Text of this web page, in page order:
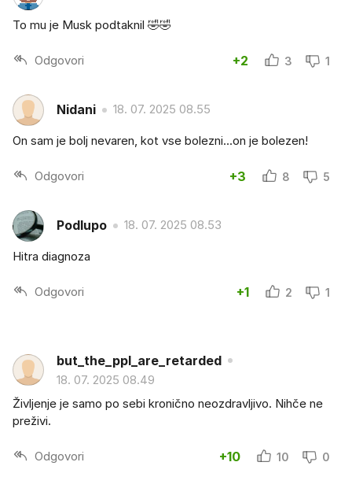
To mu je Musk podtaknil 🤣🤣
Odgovori +2 3 1
Nidani 18. 07. 2025 08.55
On sam je bolj nevaren, kot vse bolezni...on je bolezen!
Odgovori +3 8 5
Podlupo 18. 07. 2025 08.53
Hitra diagnoza
Odgovori +1 2 1
but_the_ppl_are_retarded
18. 07. 2025 08.49
Življenje je samo po sebi kronično neozdravljivo. Nihče ne
preživi.
Odgovori +10 10 0